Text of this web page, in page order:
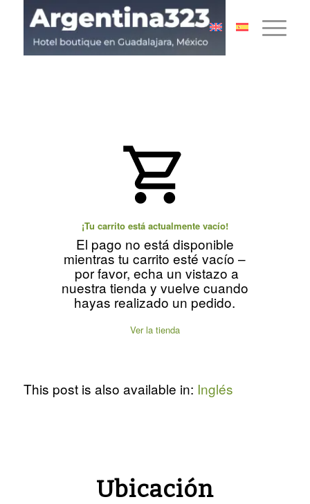
¡Tu carrito está actualmente vacío!
El pago no está disponible
mientras tu carrito esté vacío –
por favor, echa un vistazo a
nuestra tienda y vuelve cuando
hayas realizado un pedido.
Ver la tienda
This post is also available in: Inglés
Ubicación